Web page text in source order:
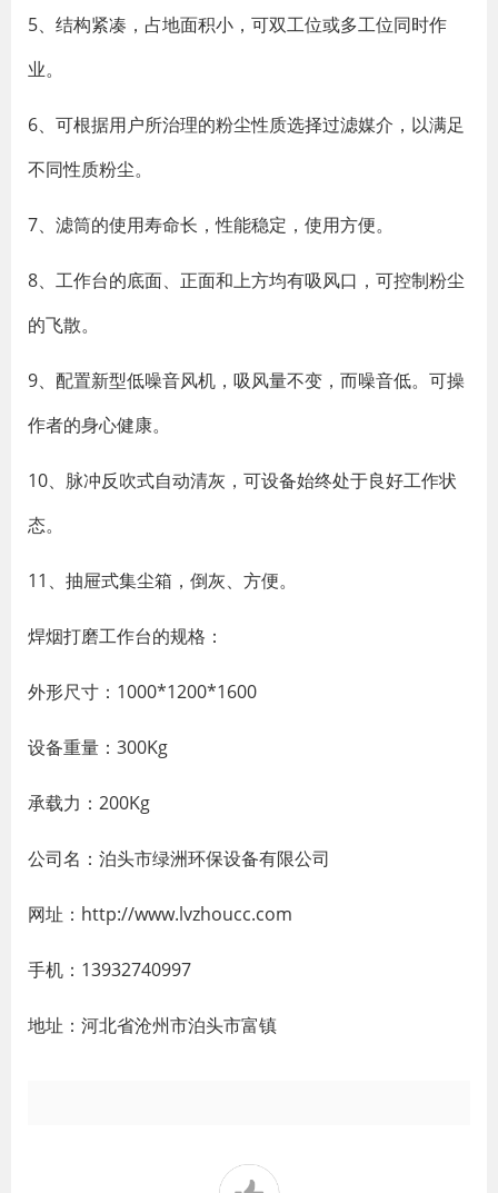
5、结构紧凑，占地面积小，可双工位或多工位同时作
业。
6、可根据用户所治理的粉尘性质选择过滤媒介，以满足
不同性质粉尘。
7、滤筒的使用寿命长，性能稳定，使用方便。
8、工作台的底面、正面和上方均有吸风口，可控制粉尘
的飞散。
9、配置新型低噪音风机，吸风量不变，而噪音低。可操
作者的身心健康。
10、脉冲反吹式自动清灰，可设备始终处于良好工作状
态。
11、抽屉式集尘箱，倒灰、方便。
焊烟打磨工作台的规格：
外形尺寸：1000*1200*1600
设备重量：300Kg
承载力：200Kg
公司名：泊头市绿洲环保设备有限公司
网址：http://www.lvzhoucc.com
手机：13932740997
地址：河北省沧州市泊头市富镇